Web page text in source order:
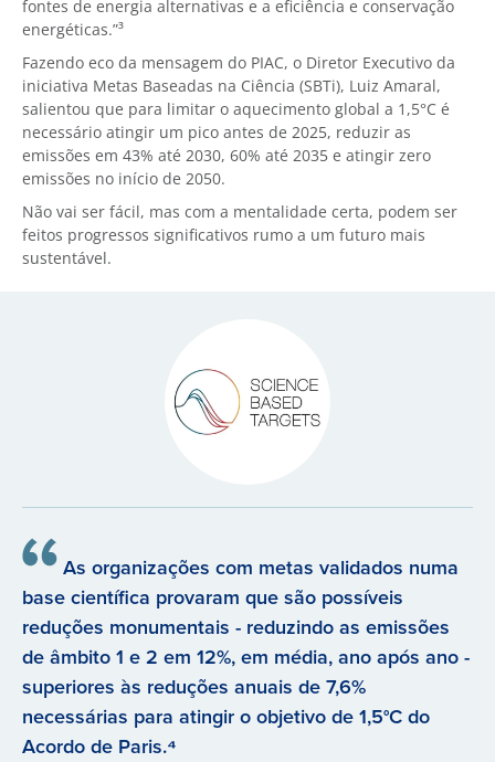
fontes de energia alternativas e a eficiência e conservação
energéticas.”³
Fazendo eco da mensagem do PIAC, o Diretor Executivo da
iniciativa Metas Baseadas na Ciência (SBTi), Luiz Amaral,
salientou que para limitar o aquecimento global a 1,5°C é
necessário atingir um pico antes de 2025, reduzir as
emissões em 43% até 2030, 60% até 2035 e atingir zero
emissões no início de 2050.
Não vai ser fácil, mas com a mentalidade certa, podem ser
feitos progressos significativos rumo a um futuro mais
sustentável.
As organizações com metas validados numa
base científica provaram que são possíveis
reduções monumentais - reduzindo as emissões
de âmbito 1 e 2 em 12%, em média, ano após ano -
superiores às reduções anuais de 7,6%
necessárias para atingir o objetivo de 1,5°C do
Acordo de Paris.⁴